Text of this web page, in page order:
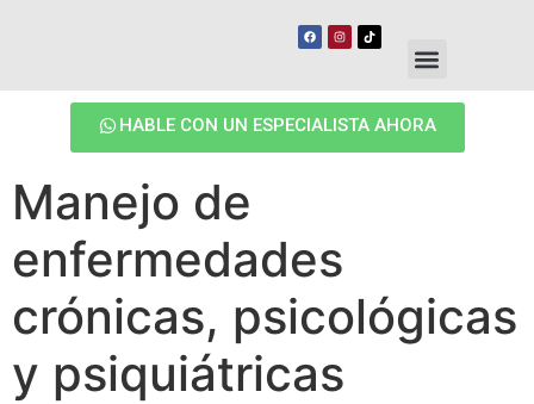
HABLE CON UN ESPECIALISTA AHORA
Manejo de
enfermedades
crónicas, psicológicas
y psiquiátricas